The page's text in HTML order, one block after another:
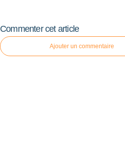
Commenter cet article
Ajouter un commentaire